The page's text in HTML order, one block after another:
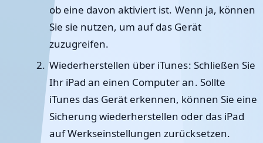
ob eine davon aktiviert ist. Wenn ja, können
Sie sie nutzen, um auf das Gerät
zuzugreifen.
Wiederherstellen über iTunes: Schließen Sie
Ihr iPad an einen Computer an. Sollte
iTunes das Gerät erkennen, können Sie eine
Sicherung wiederherstellen oder das iPad
auf Werkseinstellungen zurücksetzen.